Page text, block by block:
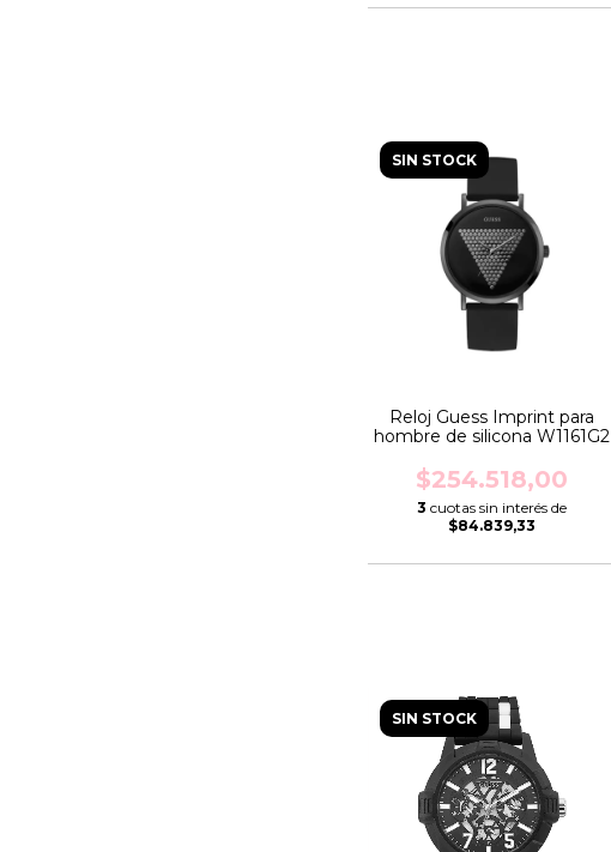
SIN STOCK
Reloj Guess Imprint para
hombre de silicona W1161G2
$254.518,00
3 cuotas sin interés de
$84.839,33
SIN STOCK